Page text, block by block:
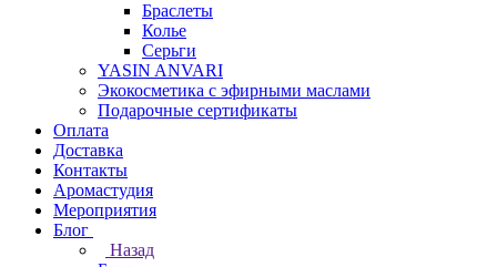
Браслеты
Колье
Серьги
YASIN ANVARI
Экокосметика с эфирными маслами
Подарочные сертификаты
Оплата
Доставка
Контакты
Аромастудия
Мероприятия
Блог
Назад